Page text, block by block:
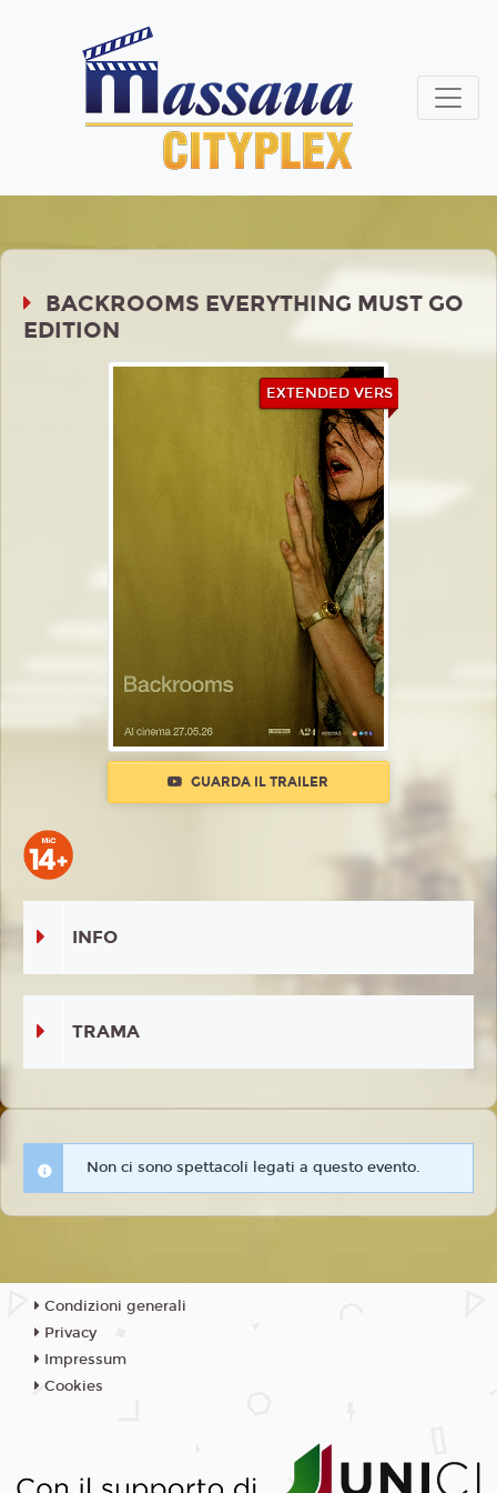
BACKROOMS EVERYTHING MUST GO
EDITION
EXTENDED VERS
GUARDA IL TRAILER
INFO
TRAMA
Non ci sono spettacoli legati a questo evento.
Condizioni generali
Privacy
Impressum
Cookies